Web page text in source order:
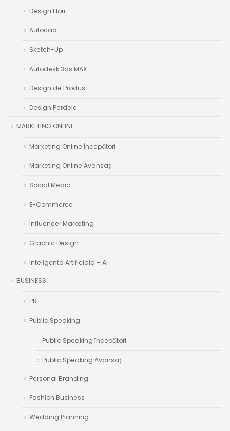
Design Flori
Autocad
Sketch-Up
Autodesk 3ds MAX
Design de Produs
Design Perdele
MARKETING ONLINE
Marketing Online Începători
Marketing Online Avansați
Social Media
E-Commerce
Influencer Marketing
Graphic Design
Inteligenta Artificiala – AI
BUSINESS
PR
Public Speaking
Public Speaking începători
Public Speaking Avansați
Personal Branding
Fashion Business
Wedding Planning